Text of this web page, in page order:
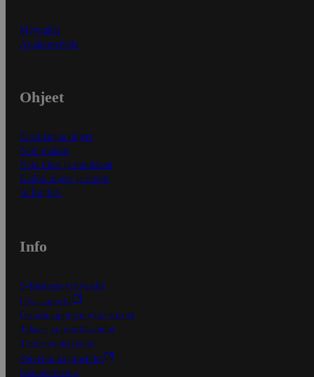
Myymälät
Asiakaspalvelu
Ohjeet
Ensitilaajan ohjeet
Näin maksat
Näin tilaat ja muokkaat
Kaikki ohjeet ja vinkit
In English
Info
S-Business yrityksille
Oiva-raportit
Osuuskauppojen yhteystiedot
Tilaus- ja toimitusehdot
Tietosuojakäytäntö
Palvelun käyttöehdot
Saavutettavuus